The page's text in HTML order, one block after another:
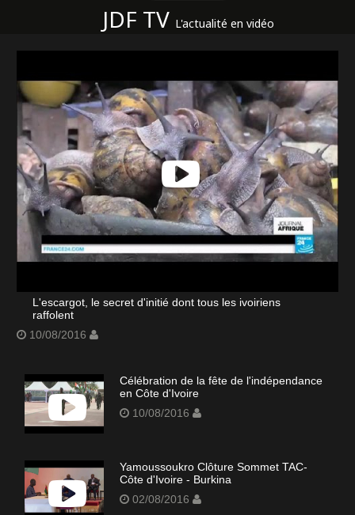
JDF TV L'actualité en vidéo
L'escargot, le secret d'initié dont tous les ivoiriens
raffolent
10/08/2016
Célébration de la fête de l'indépendance
en Côte d'Ivoire
10/08/2016
Yamoussoukro Clôture Sommet TAC-
Côte d'Ivoire - Burkina
02/08/2016